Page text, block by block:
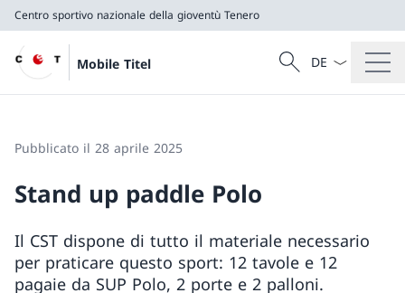
Centro sportivo nazionale della gioventù Tenero
Mobile Titel
Cercare
Ricerca
Dal menu a
Pubblicato il 28 aprile 2025
Stand up paddle Polo
Il CST dispone di tutto il materiale necessario
per praticare questo sport: 12 tavole e 12
pagaie da SUP Polo, 2 porte e 2 palloni.